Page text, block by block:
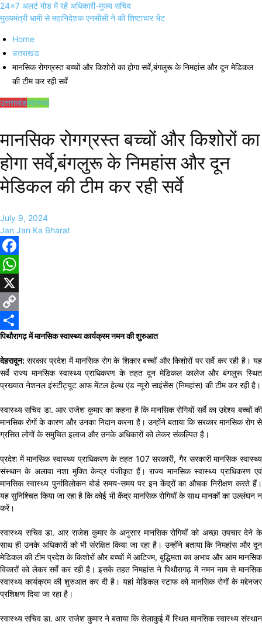
24×7 अलर्ट मोड में रहें अधिकारी-मुख्य सचिव
मुख्यमंत्री धामी से महानिदेशक एनसीसी ने की शिष्टाचार भेंट
Home
उत्तराखंड
मानसिक रोगग्रस्त बच्चों और किशोरों का होगा सर्वे,बंगलुरू के निमहांस और दून मेडिकल
की टीम कर रही सर्वे
उत्तराखंडस्वास्थ्य
मानसिक रोगग्रस्त बच्चों और किशोरों का
होगा सर्वे,बंगलुरू के निमहांस और दून
मेडिकल की टीम कर रही सर्वे
July 9, 2024
Jan Jan Ka Bharat
Facebook
WhatsApp
X
Copy
Link
Share
पिथौरागढ़ में मानसिक स्वास्थ्य कार्यक्रम नमन की शुरुआत
देहरादून: सरकार प्रदेश में मानसिक रोग के शिकार बच्चों और किशोरों पर सर्वे कर रही है। यह
सर्वे राज्य मानसिक स्वास्थ्य प्राधिकरण के तहत दून मेडिकल कालेज और बंगलुरू स्थित
प्रख्यात नेशनल इंस्टीट्यूट आफ मेंटल हेल्थ एंड न्यूरो साइंसेंस (निमहांस) की टीम कर रही है।
स्वास्थ्य सचिव डा. आर राजेश कुमार का कहना है कि मानसिक रोगियों सर्वे का उद्देश्य बच्चों की
मानसिक रोगों के कारण और उनका निदान करना है। उन्होंने बताया कि सरकार मानसिक रोग से
ग्रसित लोगों के समुचित इलाज और उनके अधिकारों को लेकर संकल्पित है।
प्रदेश में मानसिक स्वास्थ्य प्राधिकरण के तहत 107 सरकारी, गैर सरकारी मानसिक स्वास्थ्य
संस्थान के अलावा नशा मुक्ति केन्द्र पंजीकृत हैं। राज्य मानसिक स्वास्थ्य प्राधिकरण एवं
मानसिक स्वास्थ्य पुर्नाविलोकन बोर्ड समय-समय पर इन केंद्रों का औचक निरीक्षण करते हैं।
यह सुनिश्चित किया जा रहा है कि कोई भी केंद्र मानसिक रोगियों के साथ मानकों का उल्लंघन न
करें।
स्वास्थ्य सचिव डा. आर राजेश कुमार के अनुसार मानसिक रोगियों को अच्छा उपचार देने के
साथ ही उनके अधिकारों को भी संरक्षित किया जा रहा है। उन्होंने बताया कि निमहांस और दून
मेडिकल की टीम प्रदेश के किशोरों और बच्चों में आटिज्म, बुद्धिमता का अभाव और आम मानसिक
विकारों को लेकर सर्वे कर रही है। इसके तहत निमहांस ने पिथौरागढ़ में नमन नाम से मानसिक
स्वास्थ्य कार्यक्रम की शुरुआत कर दी है। यहां मेडिकल स्टाफ को मानसिक रोगों के मद्देनजर
प्रशिक्षण दिया जा रहा है।
स्वास्थ्य सचिव डा. आर राजेश कुमार ने बताया कि सेलाकुई में स्थित मानसिक स्वास्थ्य संस्थान